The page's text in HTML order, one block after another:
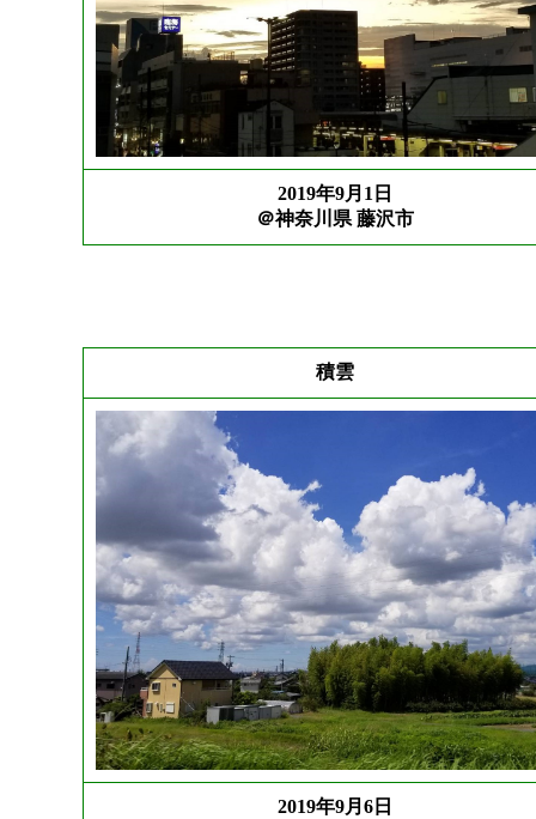
2019年9月1日
＠神奈川県 藤沢市
積雲
2019年9月6日